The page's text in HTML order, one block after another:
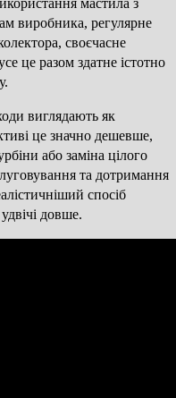
мастила з
виробника, регулярне
своєчасне
це разом здатне істотно
виглядають як
це значно дешевше,
або заміна цілого
та дотримання
спосіб
довше.